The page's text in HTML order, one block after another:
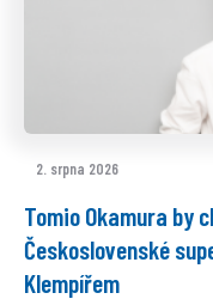
2. srpna 2026
Tomio Okamura by
Československé
Klempířem